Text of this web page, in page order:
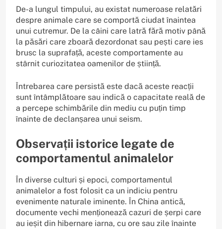
De-a lungul timpului, au existat numeroase relatări
despre animale care se comportă ciudat înaintea
unui cutremur. De la câini care latră fără motiv până
la păsări care zboară dezordonat sau pești care ies
brusc la suprafață, aceste comportamente au
stârnit curiozitatea oamenilor de știință.
Întrebarea care persistă este dacă aceste reacții
sunt întâmplătoare sau indică o capacitate reală de
a percepe schimbările din mediu cu puțin timp
înainte de declanșarea unui seism.
Observații istorice legate de
comportamentul animalelor
În diverse culturi și epoci, comportamentul
animalelor a fost folosit ca un indiciu pentru
evenimente naturale iminente. În China antică,
documente vechi menționează cazuri de șerpi care
au ieșit din hibernare iarna, cu ore sau zile înainte